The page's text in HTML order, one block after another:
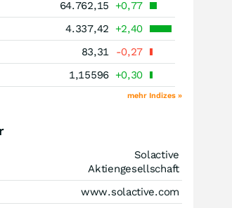
64.762,15
+0,77
4.337,42
+2,40
83,31
-0,27
1,15596 +0,30
mehr Indizes »
Solactive
Aktiengesellschaft
www.solactive.com